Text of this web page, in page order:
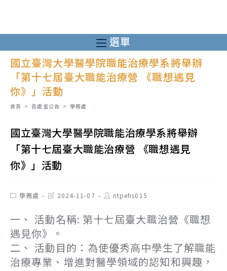
至
主
容
選單
國立臺灣大學醫學院職能治療學系將舉辦
「第十七屆臺大職能治療營 《職想遇見
你》」活動
首頁 > 各處室公告 > 學務處
國立臺灣大學醫學院職能治療學系將舉辦
「第十七屆臺大職能治療營 《職想遇見
你》」活動
Post學務處
Post2024-11-07
Post
author:
ntpehs015
一、 活動名稱: 第十七屆臺大職治營《職想
遇見你》。
二、 活動目的：為使優秀高中學生了解職能
治療專業、增進對醫學領域的認知和興趣，